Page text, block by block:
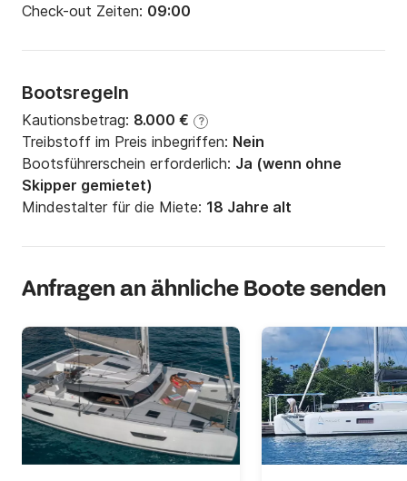
Check-out Zeiten: 09:00
Bootsregeln
Kautionsbetrag: 8.000 € ?
Treibstoff im Preis inbegriffen: Nein
Bootsführerschein erforderlich: Ja (wenn ohne
Skipper gemietet)
Mindestalter für die Miete: 18 Jahre alt
Anfragen an ähnliche Boote senden